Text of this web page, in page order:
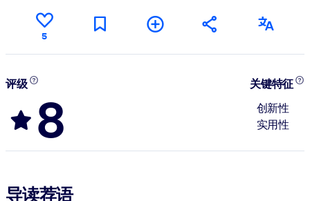
5
评级
8
关键特征
创新性
实用性
导读荐语